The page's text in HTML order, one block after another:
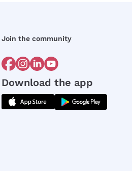
Join the community
Download the app